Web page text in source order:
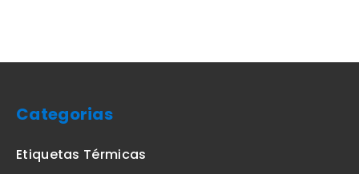
Categorias
Etiquetas Térmicas